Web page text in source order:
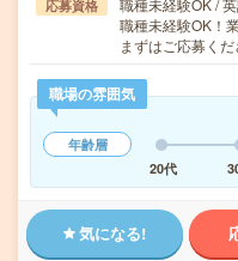
応募資格
職種未経験OK /
職種未経験OK！
まずはご応募く
職場の雰囲気
年齢層
20代
気になる!